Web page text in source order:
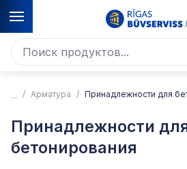
Арматура Принадлежности для
Принадлежности
бетонирования